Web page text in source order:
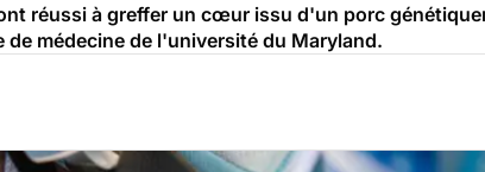
réussi à greffer un cœur issu d'un porc
de médecine de l'université du Maryland.